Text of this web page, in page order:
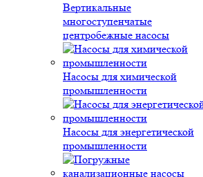
Вертикальные
многоступенчатые
центробежные насосы
Насосы для химической
промышленности
Насосы для энергетической
промышленности